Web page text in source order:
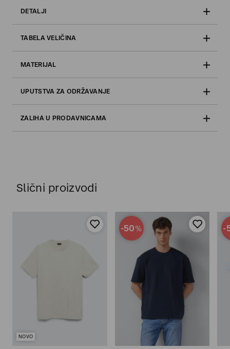
DETALJI
TABELA VELIČINA
MATERIJAL
UPUTSTVA ZA ODRŽAVANJE
ZALIHA U PRODAVNICAMA
Slični proizvodi
NOVO
-50% -